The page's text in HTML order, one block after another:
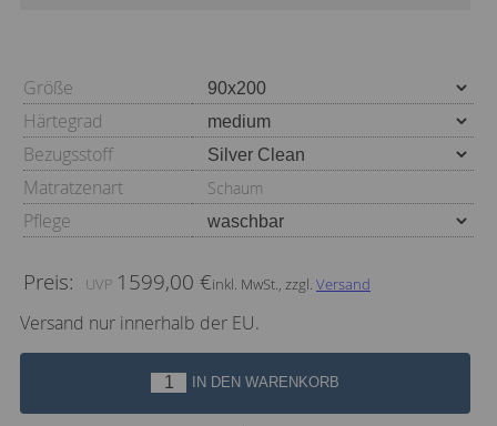
Größe
Härtegrad
Bezugsstoff
Matratzenart
Schaum
Pflege
Preis: 1599,00 €inkl. MwSt., zzgl. Versand
Versand nur innerhalb der EU.
IN DEN WARENKORB